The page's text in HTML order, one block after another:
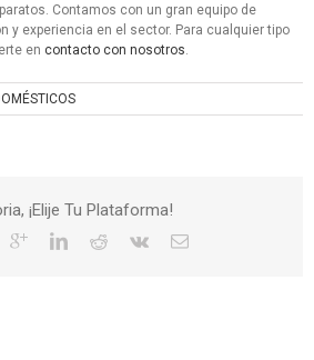
Contamos con un gran equipo de
y experiencia en el sector. Para cualquier tipo
en contacto con nosotros
¡Elije Tu Plataforma!